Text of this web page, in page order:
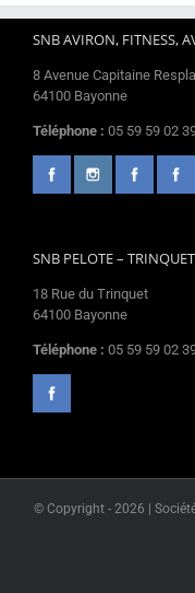
SNB AVIRON, FITNESS,
8 Avenue Capitaine
64100 Bayonne
Téléphone : 05 59 59 02
SNB PELOTE –
18 Rue du Trinquet
64100 Bayonne
Téléphone : 05 59 59 02
© Copyright - 2026 |